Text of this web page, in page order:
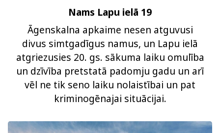
Nams Lapu ielā 19
Āgenskalna apkaime nesen atguvusi
divus simtgadīgus namus, un Lapu ielā
atgriezusies 20. gs. sākuma laiku omulība
un dzīvība pretstatā padomju gadu un arī
vēl ne tik seno laiku nolaistībai un pat
kriminogēnajai situācijai.